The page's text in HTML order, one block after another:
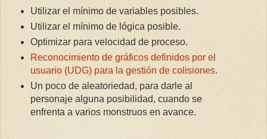
Utilizar el mínimo de variables posibles.
Utilizar el mínimo de lógica posible.
Optimizar para velocidad de proceso.
Reconocimiento de gráficos definidos por el
usuario (UDG) para la gestión de colisiones.
Un poco de aleatoriedad, para darle al
personaje alguna posibilidad, cuando se
enfrenta a varios monstruos en avance.